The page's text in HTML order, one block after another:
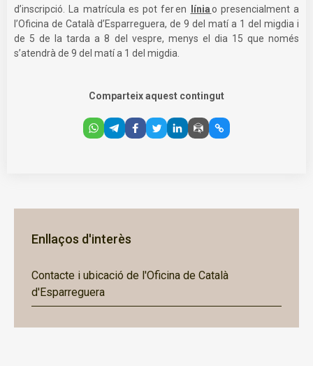
d’inscripció. La matrícula es pot fer en líniao presencialment a
l’Oficina de Català d’Esparreguera, de 9 del matí a 1 del migdia i
de 5 de la tarda a 8 del vespre, menys el dia 15 que només
s’atendrà de 9 del matí a 1 del migdia.
Comparteix aquest contingut
Enllaços d'interès
Contacte i ubicació de l'Oficina de Català
d'Esparreguera